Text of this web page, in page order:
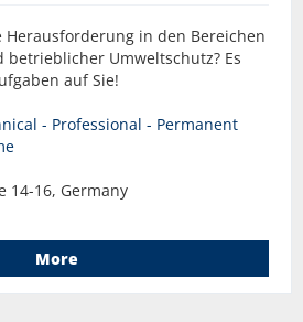
Herausforderung in den Bereichen
Umweltschutz? Es
auf Sie!
- Professional - Permanent
14-16, Germany
More